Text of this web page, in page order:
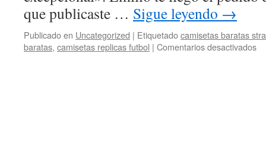
que publicaste … Sigue leyendo →
Publicado en Uncategorized | Etiquetadocamisetas baratas
baratas, camisetas replicas futbol | Comentarios desactivadosen